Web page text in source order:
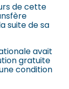
de cette
suite de sa
avait
gratuite
condition